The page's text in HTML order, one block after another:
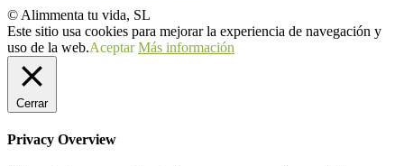
© Alimmenta tu vida, SL
Este sitio usa cookies para mejorar la experiencia de navegación y
uso de la web.Aceptar Más información
Cerrar
Privacy Overview